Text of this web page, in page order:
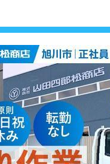
容に違いはない
す。
は「混み合う時
役所や銀行、病院
った声が、社員